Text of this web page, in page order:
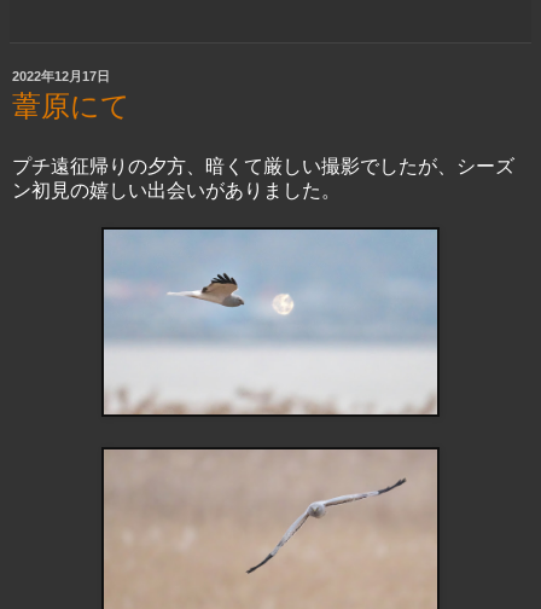
2022年12月17日
葦原にて
プチ遠征帰りの夕方、暗くて厳しい撮影でしたが、シーズ
ン初見の嬉しい出会いがありました。